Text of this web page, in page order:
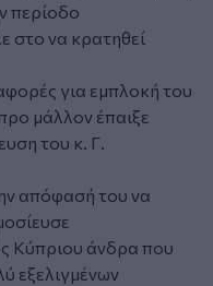
περίοδο
στο να κρατηθεί
για εμπλοκή του
μάλλον έπαιξε
του κ. Γ.
απόφασή του να
Κύπριου άνδρα που
εξελιγμένων